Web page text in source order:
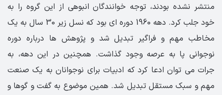
منتشر نشده بودند، توجه خوانندگان انبوهی از این گروه را به
خود جلب کرد. دهه 1960 دوره ای بود که نسل زیر 30 سال به یک
مخاطب مهم و فراگیر تبدیل شد و پژوهش ها درباره دوره
نوجوانی پا به عرصه وجود گذاشت. همچنین در این دهه، به
جرات می توان ادعا کرد که ادبیات برای نوجوانان به یک صنعت
مهم و سبک مستقل تبدیل شد. همین موضوع به گفت و گوها و